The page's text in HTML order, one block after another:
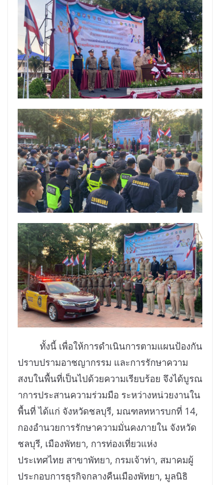
ทั้งนี้ เพื่อให้การดำเนินการตามแผนป้องกัน
ปราบปรามอาชญากรรม และการรักษาความ
สงบในพื้นที่เป็นไปด้วยความเรียบร้อย จึงได้บูรณ
าการประสานความร่วมมือ ระหว่างหน่วยงานใน
พื้นที่ ได้แก่ จังหวัดชลบุรี, มณฑลทหารบกที่ 14,
กองอำนวยการรักษาความมั่นคงภายใน จังหวัด
ชลบุรี, เมืองพัทยา, การท่องเที่ยวแห่ง
ประเทศไทย สาขาพัทยา, กรมเจ้าท่า, สมาคมผู้
ประกอบการธุรกิจกลางคืนเมืองพัทยา, มูลนิธิ